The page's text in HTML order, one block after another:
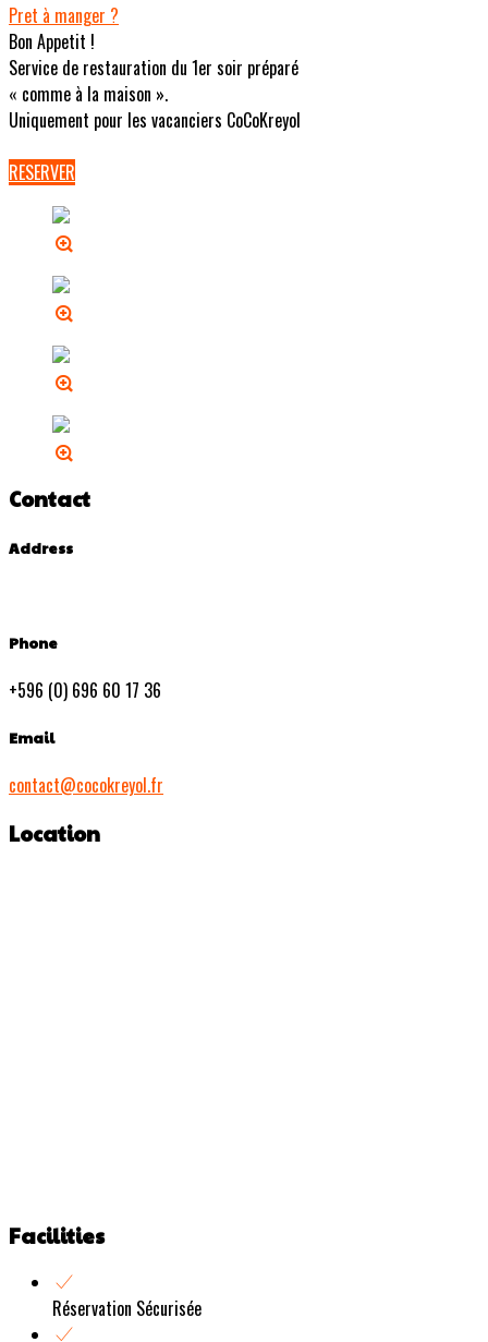
Pret à manger ?
Bon Appetit !
Service de restauration du 1er soir préparé
« comme à la maison ».
Uniquement pour les vacanciers CoCoKreyol
RESERVER
Contact
Address
Phone
+596 (0) 696 60 17 36
Email
contact@cocokreyol.fr
Location
Facilities
Réservation Sécurisée